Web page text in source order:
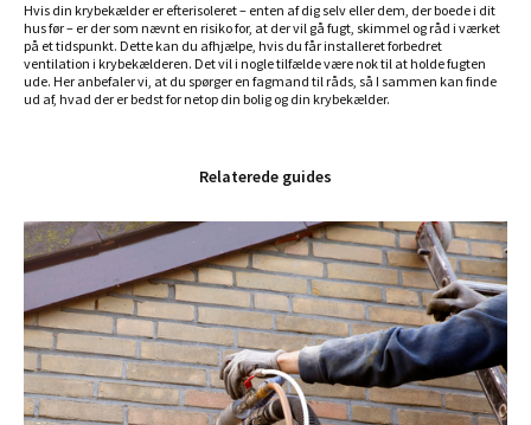
Hvis din krybekælder er efterisoleret – enten af dig selv eller dem, der boede i dit
hus før – er der som nævnt en risiko for, at der vil gå fugt, skimmel og råd i værket
på et tidspunkt. Dette kan du afhjælpe, hvis du får installeret forbedret
ventilation i krybekælderen. Det vil i nogle tilfælde være nok til at holde fugten
ude. Her anbefaler vi, at du spørger en fagmand til råds, så I sammen kan finde
ud af, hvad der er bedst for netop din bolig og din krybekælder.
Relaterede guides